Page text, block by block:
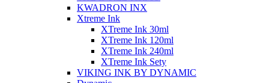
KWADRON INX
Xtreme Ink
XTreme Ink 30ml
XTreme Ink 120ml
XTreme Ink 240ml
XTreme Ink Sety
VIKING INK BY DYNAMIC